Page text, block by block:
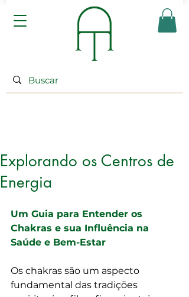
Explorando os Centros de
Energia
Um Guia para Entender os
Chakras e sua Influência na
Saúde e Bem-Estar
Os chakras são um aspecto
fundamental das tradições